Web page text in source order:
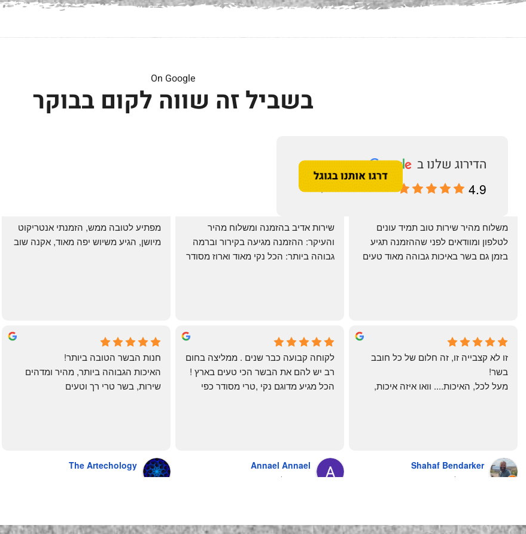
On Google
בשביל זה שווה לקום בבוקר
4.9
May Azulay
a month ago
michal gottfried
4 months ago
שי
4 months ago
מיושן, הגיע משיוש יפה מאוד, אקנה שוב
Shahaf Bendarker
בשר!
אהרון' איך מנהלים עסק ושירות לקוחות
Annael Annael
The Artechology
חנות הבשר הטובה ביותר!
האיכות הגבוהה ביותר, מהיר ומדהים
שירות, בשר טרי רך וטעים